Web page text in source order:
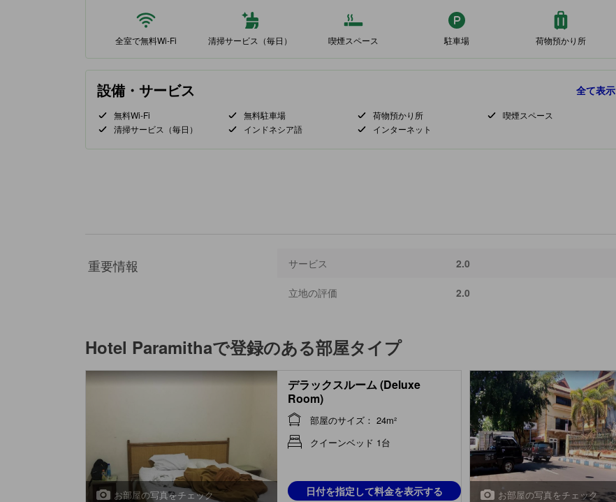
全室で無料Wi-Fi 清掃サービス（毎日） 喫煙スペース 駐車場 荷物預かり所
設備・サービス 全て表示
無料Wi-Fi 無料駐車場 荷物預かり所
喫煙スペース
清掃サービス（毎日）
インドネシア語 インターネット
重要情報 サービス 2.0
立地の評価 2.0
Hotel Paramithaで登録のある部屋タイプ
お部屋の写真をチェック
デラックスルーム (Deluxe
Room)
部屋のサイズ： 24m²
クイーンベッド 1台
日付を指定して料金を表示する お部屋の写真をチェック